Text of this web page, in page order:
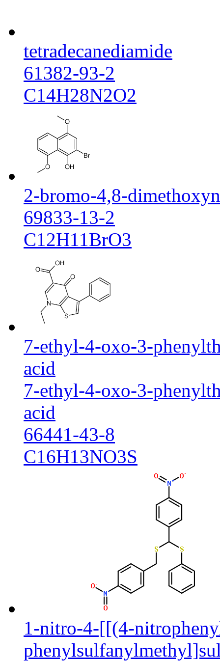
tetradecanediamide
61382-93-2
C14H28N2O2
2-bromo-4,8-
69833-13-2
C12H11BrO3
7-ethyl-4-oxo-3-
acid
7-ethyl-4-oxo-3-
acid
66441-43-8
C16H13NO3S
1-nitro-4-[[(4-